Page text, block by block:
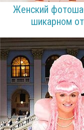
Женский
шикарном